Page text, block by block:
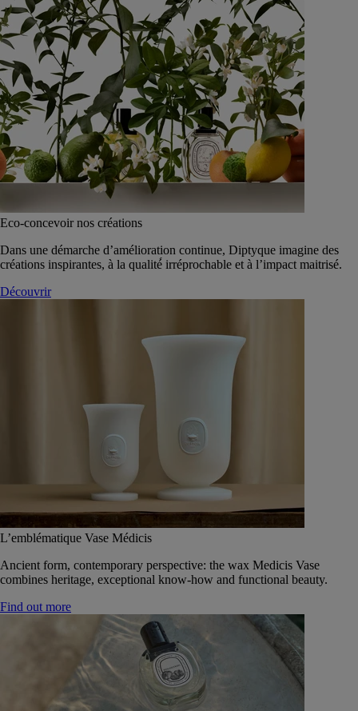
Eco-concevoir nos créations
Dans une démarche d’amélioration continue, Diptyque imagine des
créations inspirantes, à la qualité́ irréprochable et à l’impact maitrisé.
Découvrir
L’emblématique Vase Médicis
Ancient form, contemporary perspective: the wax Medicis Vase
combines heritage, exceptional know-how and functional beauty.
Find out more